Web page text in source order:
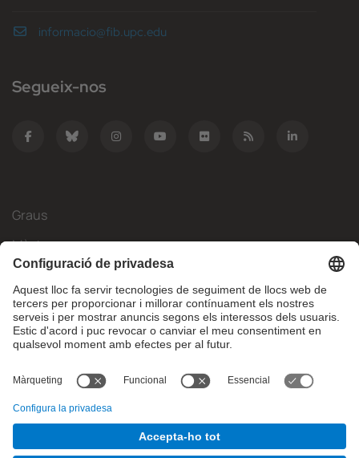
informacio@fib.upc.edu
Segueix-nos
Graus
Màsters
Mobilitat Internacional
Recerca
Empresa
Què necessites?
© Facultat d'Informàtica de Barcelona - Universitat Politècnica